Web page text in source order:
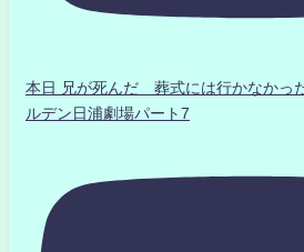
本日 兄が死んだ 葬式には行かなか
ルデン日浦劇場パート7